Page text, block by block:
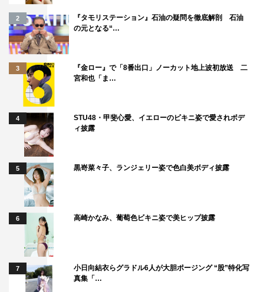
2
『タモリステーション』石油の疑問を徹底解剖 石油
の元となる“…
3
『金ロー』で「8番出口」ノーカット地上波初放送 二
宮和也「ま…
4
STU48・甲斐心愛、イエローのビキニ姿で愛されボデ
ィ披露
5 黒嵜菜々子、ランジェリー姿で色白美ボディ披露
6 高崎かなみ、葡萄色ビキニ姿で美ヒップ披露
7
小日向結衣らグラドル6人が大胆ポージング “股”特化写
真集「…